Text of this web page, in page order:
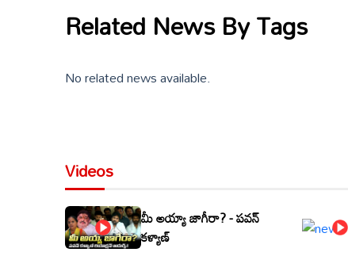
ఎలాంటి పరిస్థితుల్లోనైనా సరే ఎలాంటి సిచువేషన్ అయినా సరే
తూటాకైనా ఎదురు నిలబడతానన్నారు రశ్మిక.&nbsp;
Related News By Tags
No related news available.
Videos
మీ అయ్యా జాగీరా? - పవన్
కళ్యాణ్